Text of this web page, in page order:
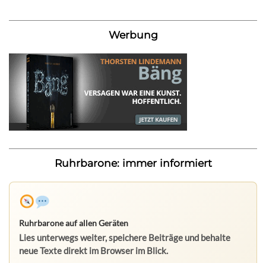
Werbung
Ruhrbarone: immer informiert
Ruhrbarone auf allen Geräten
Lies unterwegs weiter, speichere Beiträge und behalte
neue Texte direkt im Browser im Blick.